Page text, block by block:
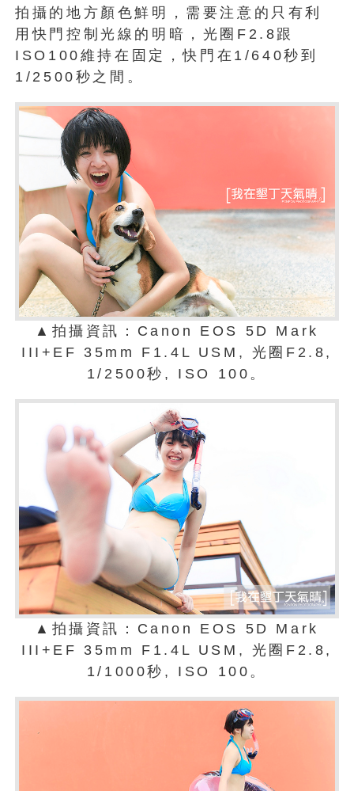
拍攝的地方顏色鮮明，需要注意的只有利
用快門控制光線的明暗，光圈F2.8跟
ISO100維持在固定，快門在1/640秒到
1/2500秒之間。
▲拍攝資訊：Canon EOS 5D Mark
III+EF 35mm F1.4L USM, 光圈F2.8,
1/2500秒, ISO 100。
▲拍攝資訊：Canon EOS 5D Mark
III+EF 35mm F1.4L USM, 光圈F2.8,
1/1000秒, ISO 100。